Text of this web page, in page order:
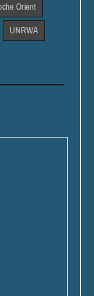
Orient
UNRWA